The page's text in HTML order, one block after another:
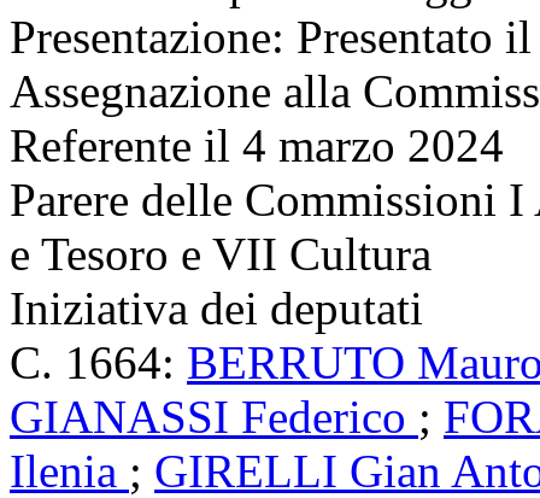
Presentazione: Presentato
Assegnazione alla
Referente il 4 marzo 2024
Parere delle Commissioni
e Tesoro e VII Cultura
Iniziativa dei deputati
C. 1664: BERRUTO
GIANASSI Federico ;
Ilenia ; GIRELLI Gian